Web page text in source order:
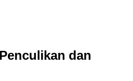
dan